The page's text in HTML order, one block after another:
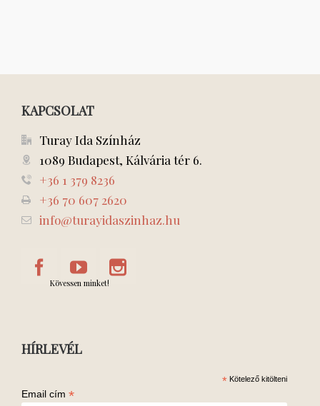
KAPCSOLAT
Turay Ida Színház
1089 Budapest, Kálvária tér 6.
+36 1 379 8236
+36 70 607 2620
info@turayidaszinhaz.hu
Kövessen minket!
HÍRLEVÉL
* Kötelező kitölteni
Email cím *